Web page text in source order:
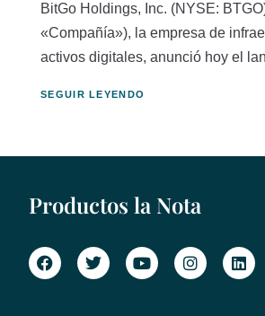
BitGo Holdings, Inc. (NYSE:
«Compañía»), la empresa de
activos digitales, anunció hoy el
SEGUIR LEYENDO
Productos la Nota